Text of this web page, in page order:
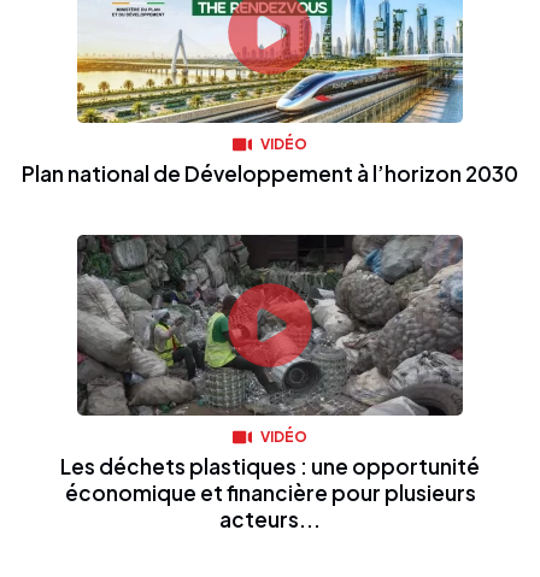
VIDÉO
Plan national de Développement à l’horizon 2030
VIDÉO
Les déchets plastiques : une opportunité
économique et financière pour plusieurs
acteurs...